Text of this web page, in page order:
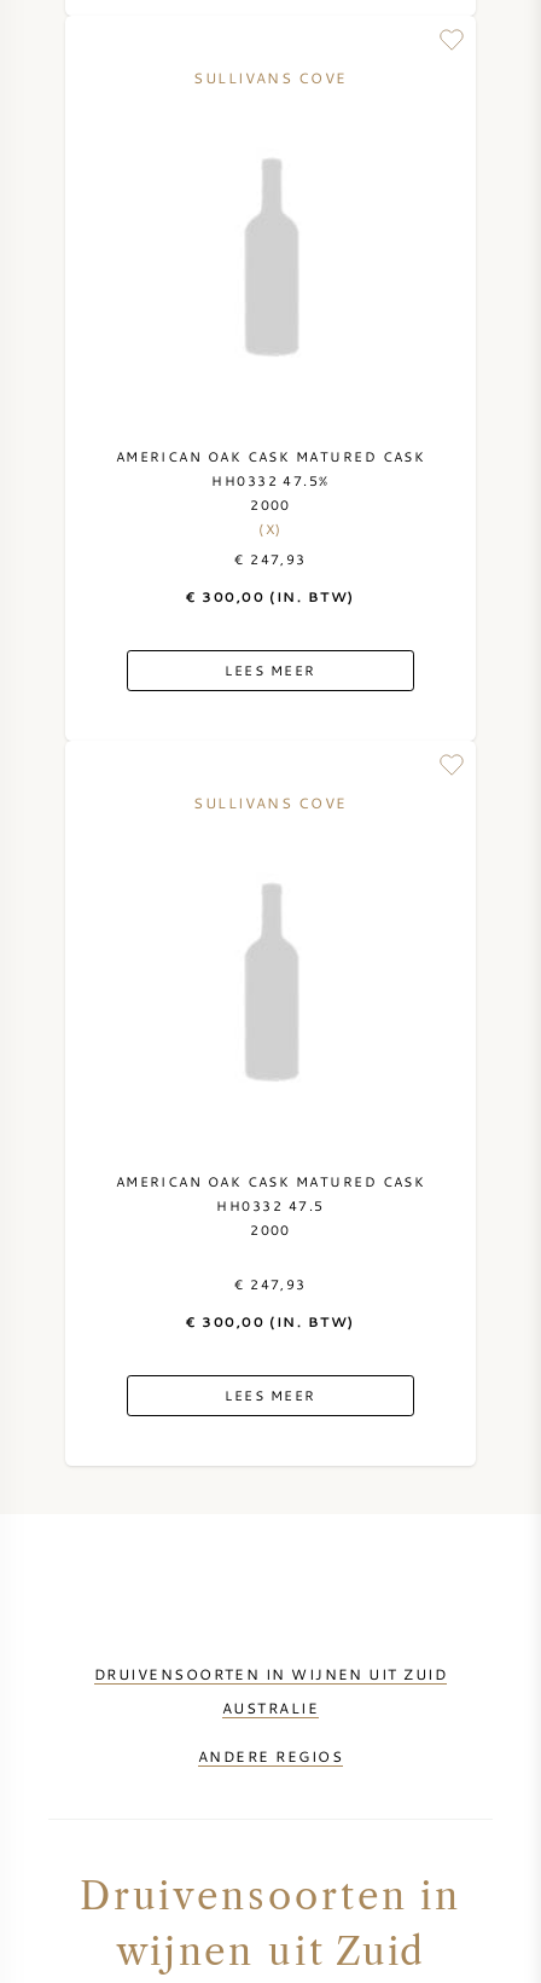
SULLIVANS COVE
AMERICAN OAK CASK MATURED CASK
HH0332 47.5%
2000
(X)
€ 247,93
€ 300,00 (IN. BTW)
LEES MEER
SULLIVANS COVE
AMERICAN OAK CASK MATURED CASK
HH0332 47.5
2000
€ 247,93
€ 300,00 (IN. BTW)
LEES MEER
DRUIVENSOORTEN IN WIJNEN UIT ZUID
AUSTRALIE
ANDERE REGIOS
Druivensoorten in
wijnen uit Zuid